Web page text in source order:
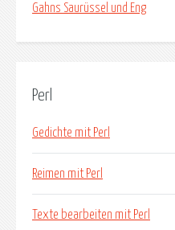
Gahns Saurüssel und Eng
Perl
Gedichte mit Perl
Reimen mit Perl
Texte bearbeiten mit Perl